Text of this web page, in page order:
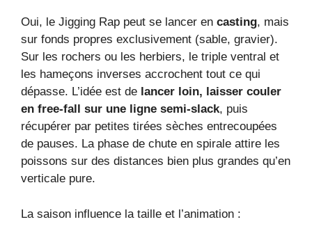
Oui, le Jigging Rap peut se lancer en casting, mais
sur fonds propres exclusivement (sable, gravier).
Sur les rochers ou les herbiers, le triple ventral et
les hameçons inverses accrochent tout ce qui
dépasse. L’idée est de lancer loin, laisser couler
en free-fall sur une ligne semi-slack, puis
récupérer par petites tirées sèches entrecoupées
de pauses. La phase de chute en spirale attire les
poissons sur des distances bien plus grandes qu’en
verticale pure.
La saison influence la taille et l’animation :